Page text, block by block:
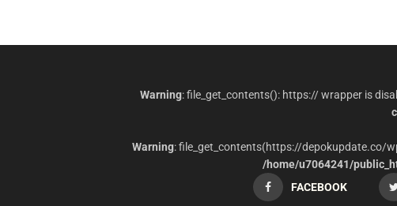
Warning: file_get_contents(): https:// wrapper is
Warning: file_get_contents(https://depokupdate.co/
/home/u7064241/
FACEBOOK